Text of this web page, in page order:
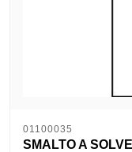
01100035
SMALTO A